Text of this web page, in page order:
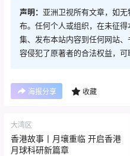
声明： 亚洲卫视所有文章，如
布。任何个人或组织，在未征
集、发布本站内容到任何网站
容侵犯了原著者的合法权益，可
海报分享 收藏
大湾区
香港故事丨月壤重临 开启香港
月球科研新篇章